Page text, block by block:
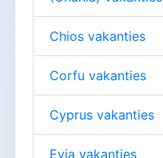
Chios vakanties
Corfu vakanties
Cyprus vakanties
Evia vakanties